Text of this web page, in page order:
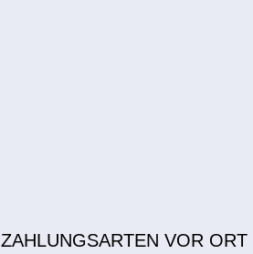
ZAHLUNGSARTEN VOR ORT